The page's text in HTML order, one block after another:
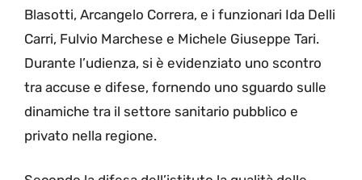
Blasotti, Arcangelo Correra, e i funzionari Ida Delli
Carri, Fulvio Marchese e Michele Giuseppe Tari.
Durante l’udienza, si è evidenziato uno scontro
tra accuse e difese, fornendo uno sguardo sulle
dinamiche tra il settore sanitario pubblico e
privato nella regione.